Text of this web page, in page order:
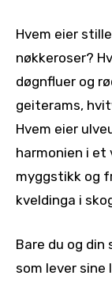
Hvem eier
nøkkeroser?
døgnfluer og
geiterams,
Hvem eier
harmonien i et
myggstikk og
kveldinga i
Bare du og
som lever sine